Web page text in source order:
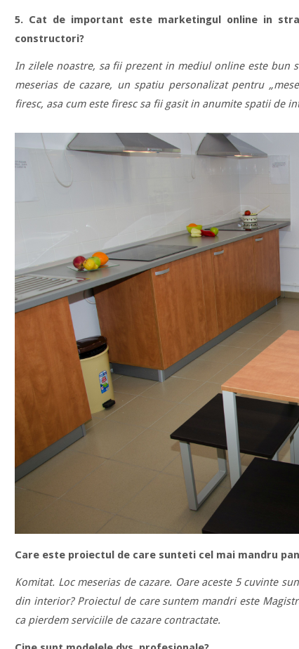
5. Cat de important este marketingul online in
constructori?
In zilele noastre, sa fii prezent in mediul online este bun
meserias de cazare, un spatiu personalizat pentru
firesc, asa cum este firesc sa fii gasit in anumite spatii de
Care este proiectul de care sunteti cel mai mandru
Komitat. Loc meserias de cazare. Oare aceste 5 cuvinte
din interior? Proiectul de care suntem mandri este
ca pierdem serviciile de cazare contractate.